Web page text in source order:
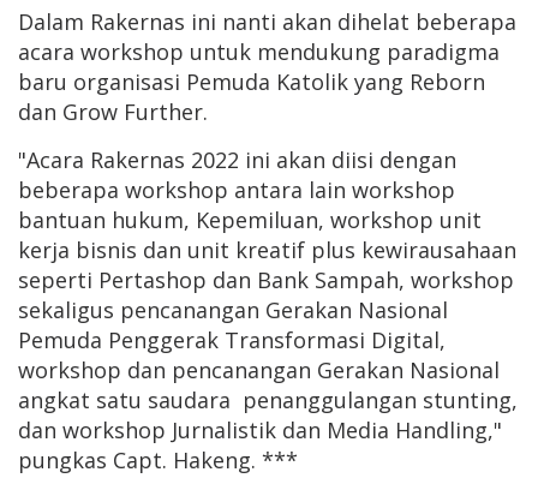
Dalam Rakernas ini nanti akan dihelat beberapa
acara workshop untuk mendukung paradigma
baru organisasi Pemuda Katolik yang Reborn
dan Grow Further.
"Acara Rakernas 2022 ini akan diisi dengan
beberapa workshop antara lain workshop
bantuan hukum, Kepemiluan, workshop unit
kerja bisnis dan unit kreatif plus kewirausahaan
seperti Pertashop dan Bank Sampah, workshop
sekaligus pencanangan Gerakan Nasional
Pemuda Penggerak Transformasi Digital,
workshop dan pencanangan Gerakan Nasional
angkat satu saudara penanggulangan stunting,
dan workshop Jurnalistik dan Media Handling,"
pungkas Capt. Hakeng. ***